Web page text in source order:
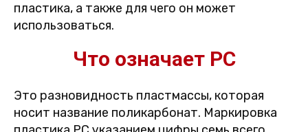
пластика, а также для чего он может
использоваться.
Что означает PC
Это разновидность пластмассы, которая
носит название поликарбонат. Маркировка